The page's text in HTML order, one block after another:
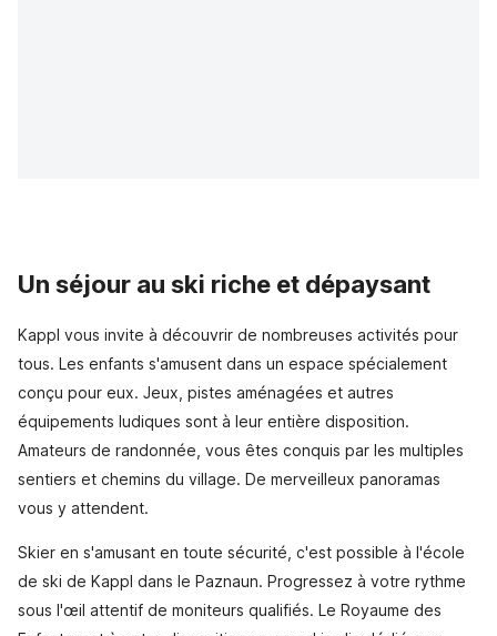
Un séjour au ski riche et dépaysant
Kappl vous invite à découvrir de nombreuses activités pour
tous. Les enfants s'amusent dans un espace spécialement
conçu pour eux. Jeux, pistes aménagées et autres
équipements ludiques sont à leur entière disposition.
Amateurs de randonnée, vous êtes conquis par les multiples
sentiers et chemins du village. De merveilleux panoramas
vous y attendent.
Skier en s'amusant en toute sécurité, c'est possible à l'école
de ski de Kappl dans le Paznaun. Progressez à votre rythme
sous l'œil attentif de moniteurs qualifiés. Le Royaume des